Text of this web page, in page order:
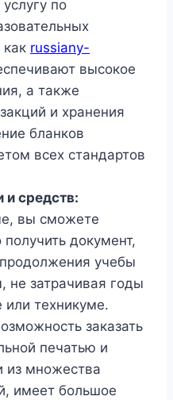
по
russiany-
высокое
а также
и хранения
бланков
всех стандартов
и средств:
вы сможете
документ,
учебы
не затрачивая годы
или техникуме.
заказать
печатью и
из множества
имеет большое